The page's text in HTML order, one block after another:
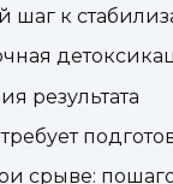
шаг к
результата
срыве: